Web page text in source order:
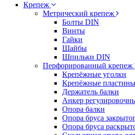
Крепеж
Метрический крепеж
Болты DIN
Винты
Гайки
Шайбы
Шпильки DIN
Перфорированный крепеж
Крепёжные уголки
Крепёжные пластины
Держатель балки
Анкер
Опора балки
Опора бруса
Опора бруса